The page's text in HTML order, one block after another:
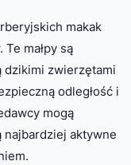
makak
małpy są
dzikimi zwierzętami
odległość i
mogą
najbardziej aktywne